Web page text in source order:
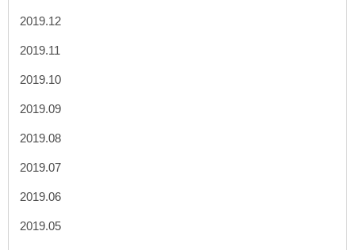
2019.12
2019.11
2019.10
2019.09
2019.08
2019.07
2019.06
2019.05